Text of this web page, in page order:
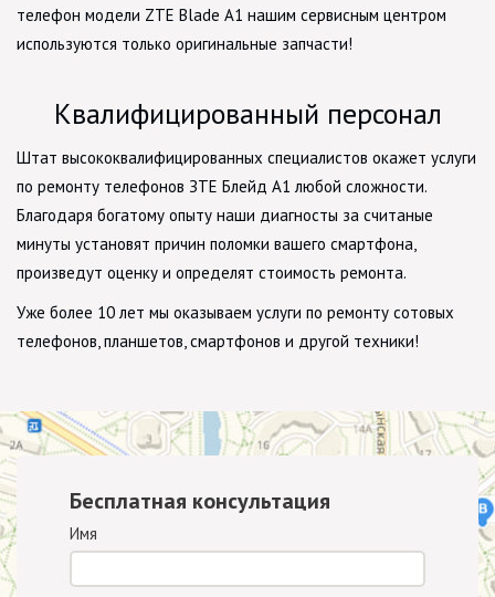
телефон модели ZTE Blade A1 нашим сервисным центром
используются только оригинальные запчасти!
Квалифицированный персонал
Штат высококвалифицированных специалистов окажет услуги
по ремонту телефонов ЗТЕ Блейд А1 любой сложности.
Благодаря богатому опыту наши диагносты за считаные
минуты установят причин поломки вашего смартфона,
произведут оценку и определят стоимость ремонта.
Уже более 10 лет мы оказываем услуги по ремонту сотовых
телефонов, планшетов, смартфонов и другой техники!
Бесплатная консультация
Имя